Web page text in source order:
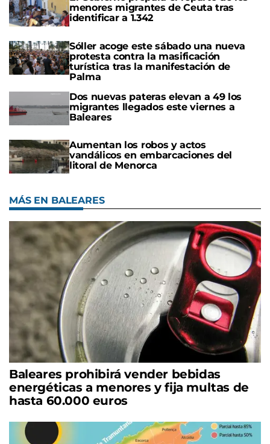
menores migrantes de Ceuta tras
identificar a 1.342
Sóller acoge este sábado una nueva
protesta contra la masificación
turística tras la manifestación de
Palma
Dos nuevas pateras elevan a 49 los
migrantes llegados este viernes a
Baleares
Aumentan los robos y actos
vandálicos en embarcaciones del
litoral de Menorca
MÁS EN BALEARES
Baleares prohibirá vender bebidas
energéticas a menores y fija multas de
hasta 60.000 euros